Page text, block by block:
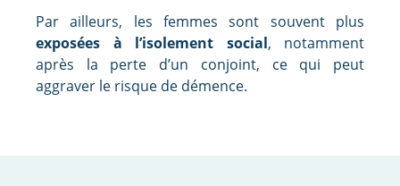
Par ailleurs, les femmes sont souvent plus
exposées à l’isolement social, notamment
après la perte d’un conjoint, ce qui peut
aggraver le risque de démence.